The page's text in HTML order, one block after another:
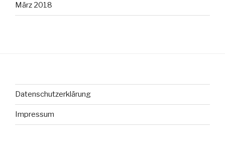
März 2018
Datenschutzerklärung
Impressum